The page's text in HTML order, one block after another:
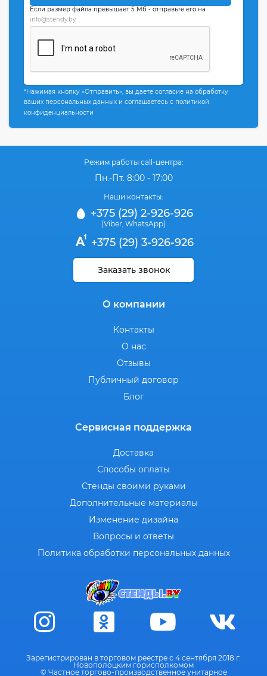
Если размер файла превышает 5 Мб - отправьте его на
info@stendy.by
*Нажимая кнопку «Отправить», вы даете согласие на обработку
ваших персональных данных и соглашаетесь с политикой
конфиденциальности
Режим работы call-центра:
Пн.-Пт. 8:00 - 17:00
Наши контакты:
+375 (29) 2-926-926
(Viber WhatsApp)
+375 (29) 3-926-926
Заказать звонок
О компании
Контакты
О нас
Отзывы
Публичный договор
Блог
Сервисная поддержка
Доставка
Способы оплаты
Стенды своими руками
Дополнительные материалы
Изменение дизайна
Вопросы и ответы
Политика обработки персональных данных
Зарегистрирован в торговом реестре с 4 сентября 2018 г.
Новополоцким горисполкомом
© Частное торгово-производственное унитарное